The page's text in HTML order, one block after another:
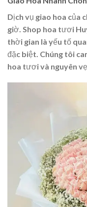
Dịch vụ giao hoa của
giờ. Shop hoa tươi
thời gian là yếu tố
đặc biệt. Chúng tôi
hoa tươi và nguyên